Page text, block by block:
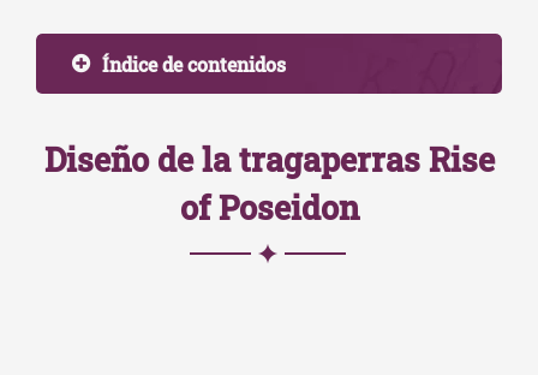
Índice de contenidos
Diseño de la tragaperras Rise
of Poseidon